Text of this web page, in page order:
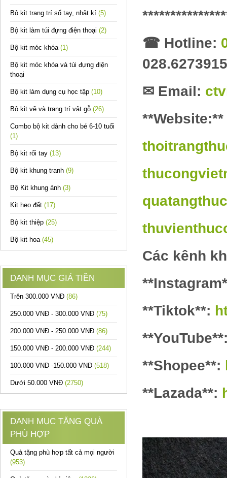
Bộ kit trang trí sổ tay, nhật kí (5)
Bộ kit làm túi đựng điện thoại (2)
Bộ kit móc khóa (1)
Bộ kit móc khóa và túi đựng điện
thoại
Bộ kit làm dụng cụ học tập (10)
Bộ kit vẽ và trang trí vật gỗ (26)
Combo bộ kit dành cho bé 6-10 tuổi
(1)
Bộ kit rối tay (13)
Bộ kit khung tranh (9)
Bộ Kit khung ảnh (3)
Kit heo đất (17)
Bộ kit thiệp (25)
Bộ kit hoa (45)
DANH MỤC GIÁ TIỀN
Trên 300.000 VNĐ (86)
250.000 VNĐ - 300.000 VNĐ (75)
200.000 VNĐ - 250.000 VNĐ (86)
150.000 VNĐ - 200.000 VNĐ (244)
100.000 VNĐ -150.000 VNĐ (518)
Dưới 50.000 VNĐ (2750)
DANH MỤC TẶNG QUÀ
PHÙ HỢP
Quà tặng phù hợp tất cả mọi người
(953)
☎ Hotline:
✉Email:
**Website:**
Các kênh
**Tiktok**:
**Shopee**:
**Lazada**: